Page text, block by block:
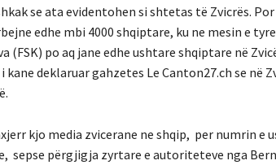
se ata evidentohen si shtetas të Zvicrës.
edhe mbi 4000 shqiptare, ku ne mesin e
(FSK) po aq jane edhe ushtare shqiptare në
deklaruar gahzetes Le Canton27.ch se në
kjo media zvicerane ne shqip, per numrin
sepse përgjigja zyrtare e autoriteteve nga